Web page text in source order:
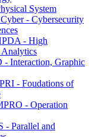
System
- Cybersecurity
- High
Analytics
Interaction, Graphic
- Foudations of
- Operation
- Parallel and